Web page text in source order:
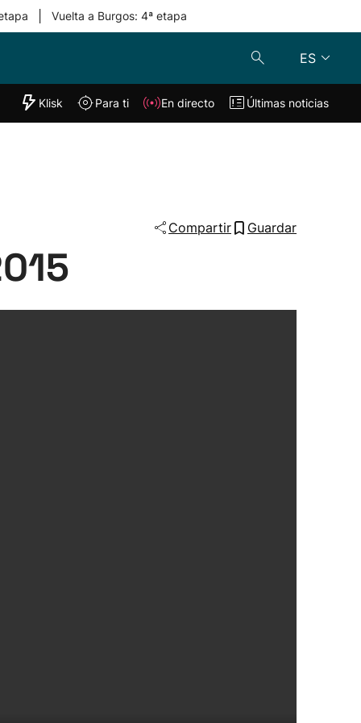
Vuelta a Burgos: 4ª etapa
ES
"Helmuga"
Klisk En directo
Klisk Para ti En directo Últimas noticias
Compartir Guardar